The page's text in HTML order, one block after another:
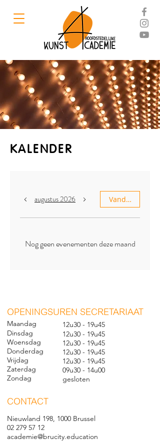
KALENDER
augustus 2026 Vandaag
Nog geen evenementen deze maand
OPENINGSUREN SECRETARIAAT
Maandag
Dinsdag
Woensdag
Donderdag
Vrijdag
Zaterdag
Zondag
12u30 - 19u45
12u30 - 19u45
12u30 - 19u45
12u30 - 19u45
12u30 - 19u45
09u30 - 14u00
gesloten
CONTACT
Nieuwland 198, 1000 Brussel
02 279 57 12
academie@brucity.education